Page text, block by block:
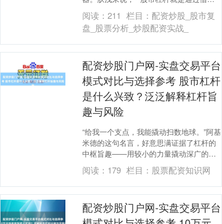
资金来放大投本钱金，从而试图赢得逾额
答复的操作形....
阅读：211 栏目： 配资炒股_股市复
盘_股票分析_炒股配资实战_
配资炒股门户网-实盘交易平台
模式对比与选择参考 股市杠杆
是什么兴致？泛泛解释杠杆旨
趣与风险
“给我一个支点，我能撬动扫数地球。”阿基
米德的这句名言，好意思满证据了杠杆的
中枢旨趣——用较小的力量撬动深广的物
体。在股市中，杠杆一样饰演着这么的脚
色，它能让投....
阅读： 179 栏目： 股票配资知识网
配资炒股门户网-实盘交易平台